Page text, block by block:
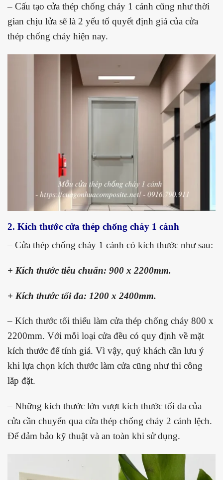
– Cấu tạo cửa thép chống cháy 1 cánh cũng như thời
gian chịu lửa sẽ là 2 yếu tố quyết định giá của cửa
thép chống cháy hiện nay.
2. Kích thước cửa thép chống cháy 1 cánh
– Cửa thép chống cháy 1 cánh có kích thước như sau:
+ Kích thước tiêu chuẩn: 900 x 2200mm.
+ Kích thước tối đa: 1200 x 2400mm.
– Kích thước tối thiểu làm cửa thép chống cháy 800 x
2200mm. Với mỗi loại cửa đều có quy định về mặt
kích thước để tính giá. Vì vậy, quý khách cần lưu ý
khi lựa chọn kích thước làm cửa cũng như thi công
lắp đặt.
– Những kích thước lớn vượt kích thước tối đa của
cửa cần chuyển qua cửa thép chống cháy 2 cánh lệch.
Để đảm bảo kỹ thuật và an toàn khi sử dụng.